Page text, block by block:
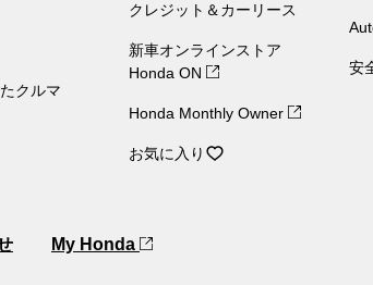
クルマ
クレジット＆カーリース
新車オンラインストア
Honda ON
Honda Monthly Owner
お気に入り
安
My Honda